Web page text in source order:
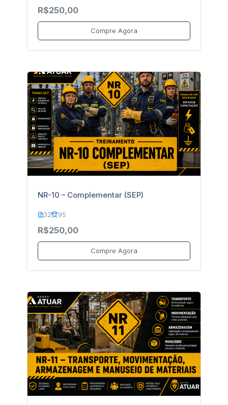
R$250,00
Compre Agora
NR-10 – Complementar (SEP)
32 95
R$250,00
Compre Agora